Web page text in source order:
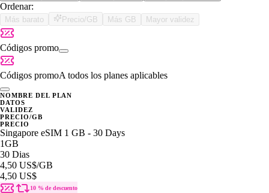
Ordenar:
Más barato Precio/GB Más GB Mayor validez
Códigos promo
Códigos promoA todos los planes aplicables
NOMBRE DEL PLAN
DATOS
VALIDEZ
PRECIO/GB
PRECIO
Singapore eSIM 1 GB - 30 Days
1GB
30 Dias
4,50 US$/GB
4,50 US$
10 % de descuento